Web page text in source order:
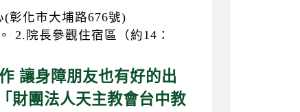
彰化市大埔路676號)
2.院長參觀住宿區（約14：
讓身障朋友也有好的出
財團法人天主教會台中教